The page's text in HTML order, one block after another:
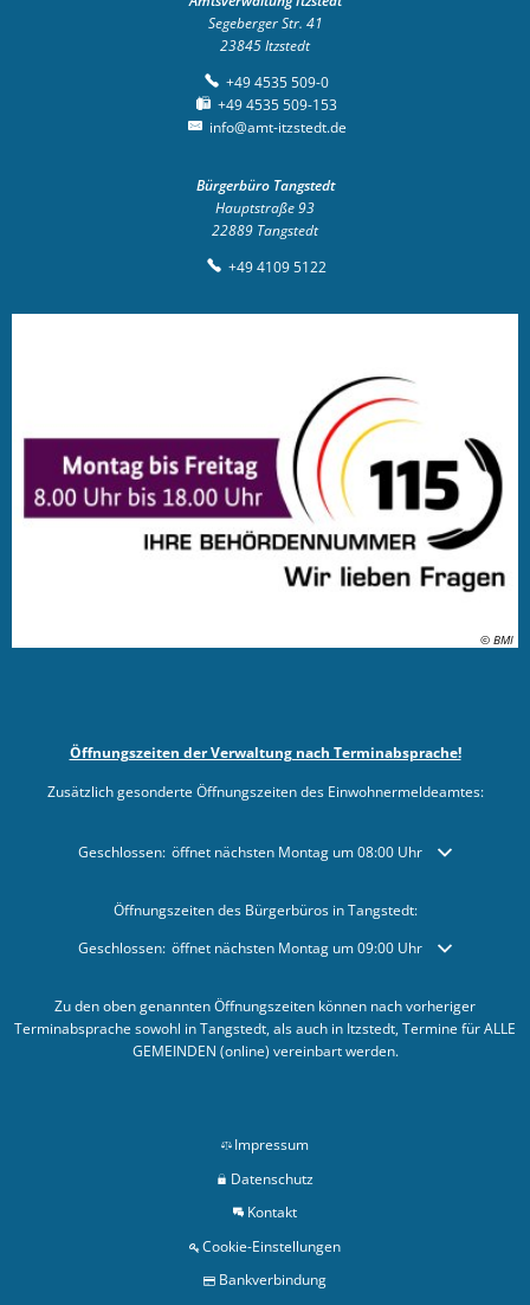
Segeberger Str. 41
23845Itzstedt
+49 4535 509-0
+49 4535 509-153
info@amt-itzstedt.de
Bürgerbüro Tangstedt
Hauptstraße 93
22889 Tangstedt
+49 4109 5122
© BMI
Öffnungszeiten der Verwaltung nach Terminabsprache!
Zusätzlich gesonderte Öffnungszeiten des Einwohnermeldeamtes:
Klicken, um weitere Öffnungs- oder Schließzeiten auszublenden
Geschlossen: öffnet nächsten Montag um 08:00 Uhr
Öffnungszeiten des Bürgerbüros in Tangstedt:
Klicken, um weitere Öffnungs- oder Schließzeiten auszublenden
Geschlossen: öffnet nächsten Montag um 09:00 Uhr
Zu den oben genannten Öffnungszeiten können nach vorheriger
Terminabsprache sowohl in Tangstedt, als auch in Itzstedt, Termine für ALLE
GEMEINDEN (online) vereinbart werden.
Impressum
Datenschutz
Kontakt
Cookie-Einstellungen
Bankverbindung